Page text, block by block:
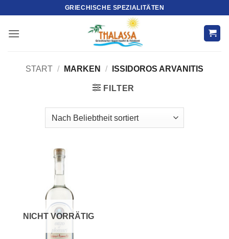
springen
GRIECHISCHE SPEZIALITÄTEN
START / MARKEN / ISSIDOROS ARVANITIS
FILTER
NICHT VORRÄTIG